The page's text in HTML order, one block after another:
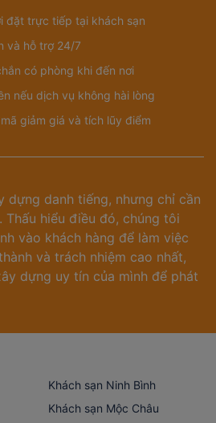
đặt trực tiếp tại khách sạn
và hỗ trợ 24/7
có phòng khi đến nơi
nếu dịch vụ không hài lòng
giảm giá và tích lũy điểm
dựng danh tiếng, nhưng chỉ cần
Thấu hiểu điều đó, chúng tôi
vào khách hàng để làm việc
và trách nhiệm cao nhất,
dựng uy tín của mình để phát
Khách sạn Ninh Bình
Khách sạn Mộc Châu